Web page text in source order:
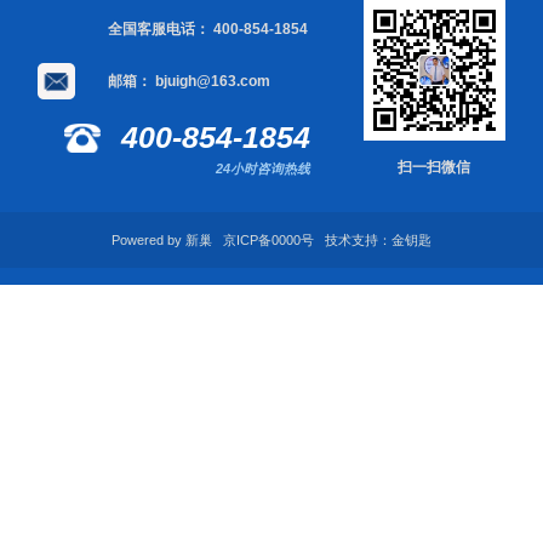
全国客服电话： 400-854-1854
邮箱： bjuigh@163.com
400-854-1854
24小时咨询热线 扫一扫微信
Powered by 新巢 京ICP备0000号 技术支持：金钥匙